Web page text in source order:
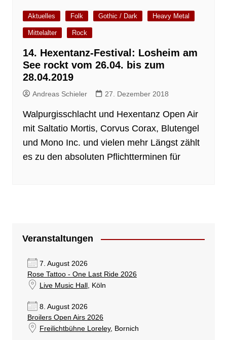
Aktuelles Folk Gothic / Dark Heavy Metal
Mittelalter Rock
14. Hexentanz-Festival: Losheim am
See rockt vom 26.04. bis zum
28.04.2019
Andreas Schieler 27. Dezember 2018
Walpurgisschlacht und Hexentanz Open Air
mit Saltatio Mortis, Corvus Corax, Blutengel
und Mono Inc. und vielen mehr Längst zählt
es zu den absoluten Pflichtterminen für
Veranstaltungen
7. August 2026
Rose Tattoo - One Last Ride 2026
Live Music Hall , Köln
8. August 2026
Broilers Open Airs 2026
Freilichtbühne Loreley, Bornich